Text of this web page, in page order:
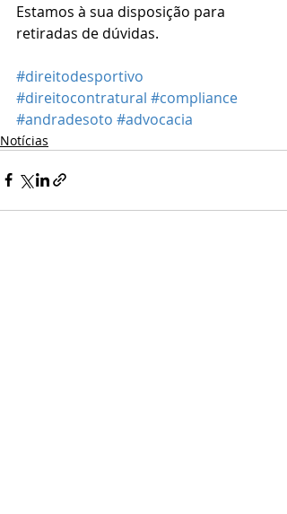
Estamos à sua disposição para
retiradas de dúvidas.
#direitodesportivo
#direitocontratural #compliance
#andradesoto #advocacia
Notícias